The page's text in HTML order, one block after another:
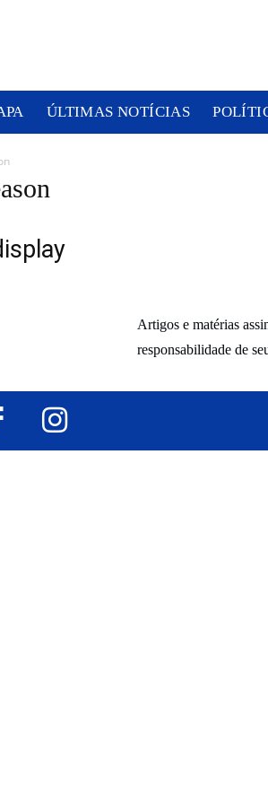
ÚLTIMAS NOTÍCIAS
Artigos e matérias
responsabilidade de